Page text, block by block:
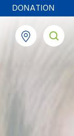
DONATION